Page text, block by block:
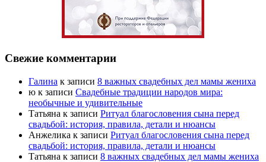
Свежие комментарии
Галина к записи 8 важных свадебных дел мамы жениха
ю к записи Свадебные традиции народов мира:
необычные и удивительные
Татьяна к записи Ритуал благословения сына перед
свадьбой: история, правила, детали и нюансы
Анжелика к записи Ритуал благословения сына перед
свадьбой: история, правила, детали и нюансы
Татьяна к записи 8 важных свадебных дел мамы жениха